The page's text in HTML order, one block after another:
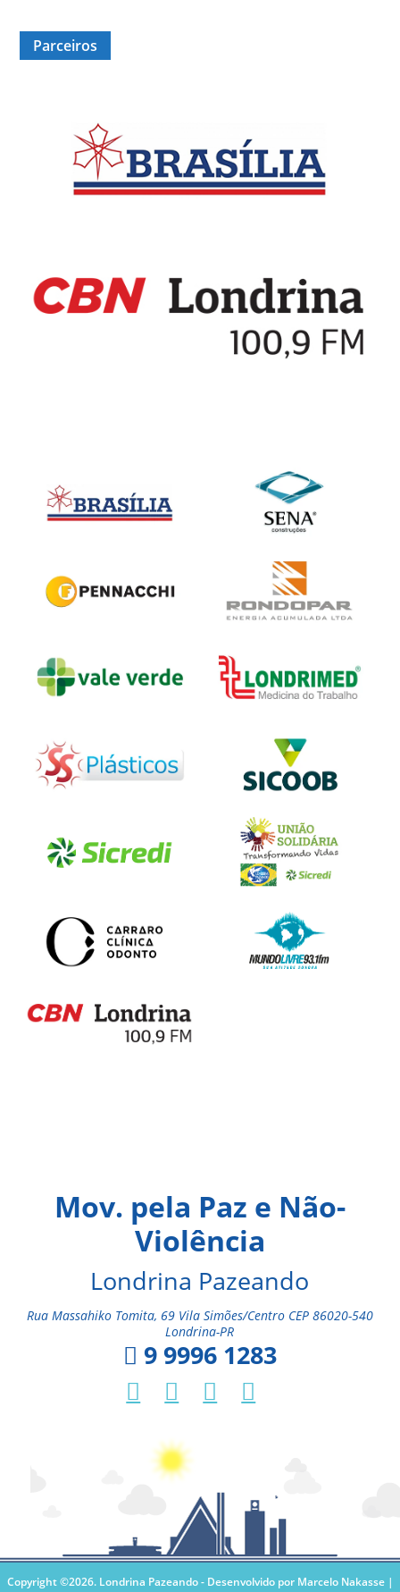
Parceiros
Mov. pela Paz e Não-
Violência
Londrina Pazeando
Rua Massahiko Tomita, 69 Vila Simões/Centro CEP 86020-540
Londrina-PR
9 9996 1283
Copyright ©2026. Londrina Pazeando - Desenvolvido por Marcelo Nakasse |